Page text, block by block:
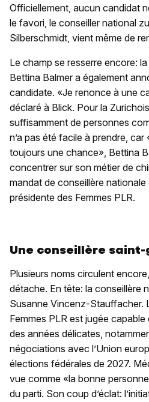
Officiellement, aucun candidat
le favori, le conseiller national
Silberschmidt, vient même de
Le champ se resserre encore:
Bettina Balmer a également
candidate. «Je renonce à une
déclaré à Blick. Pour la
suffisamment de personnes
n’a pas été facile à prendre,
toujours une chance», Bettina
concentrer sur son métier de
mandat de conseillère
présidente des Femmes PLR.
Une conseillère
Plusieurs noms circulent
détache. En tête: la conseillère
Susanne Vincenz-Stauffacher.
Femmes PLR est jugée
des années délicates,
négociations avec l’Union
élections fédérales de 2027.
vue comme «la bonne
du parti. Son coup d’éclat: